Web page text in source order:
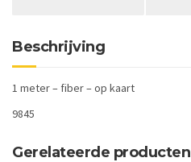
Beschrijving
1 meter – fiber – op kaart
9845
Gerelateerde producten